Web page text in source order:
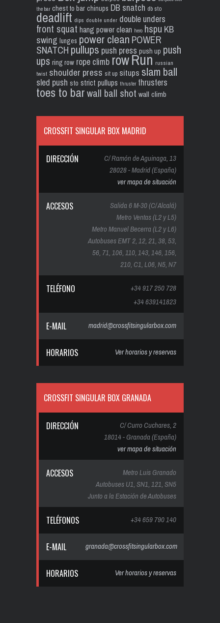
the bar chest to bar chinups DB snatch db sto
deadlift dips double under double unders
front squat hang power clean hero hspu KB
swing lunges power clean POWER
SNATCH pullups push press push up push
ups ring row rope climb rowRun russian
twist shoulder press sit up situps slam ball
sled push sto strict pullups thruster thrusters
toes to barwall ball shot wall climb
CROSSFIT SINGULAR BOX MADRID
DIRECCIÓN
C/ Ramón de Aguinaga, 13
28028 - Madrid (España)
ver mapa de situación
ACCESOS
Salida 6 M-30 (C/ Alcalá)
Metro Ventas (L2 y L5)
Metro Manuel Becerra (L2 y L6)
Autobuses EMT 2, 12, 21, 38, 53,
56, 71, 106, 110, 143, 146, 156,
210, C1, L06, N5, N7
TELÉFONO
+34 917 250 728
+34 639141823
E-MAIL madrid@crossfitsingularbox.com
HORARIOS Ver horarios y reservas
CROSSFIT SINGULAR BOX GRANADA
DIRECCIÓN
C/ Curro Cuchares, 2
18014 - Granada (España)
ver mapa de situación
ACCESOS
Metro Luis Granado
Autobuses U1, SN1, 121, SN5
Junto a la Estación de Autobuses
TELÉFONOS +34 659 790 140
E-MAIL granada@crossfitsingularbox.com
HORARIOS Ver horarios y reservas